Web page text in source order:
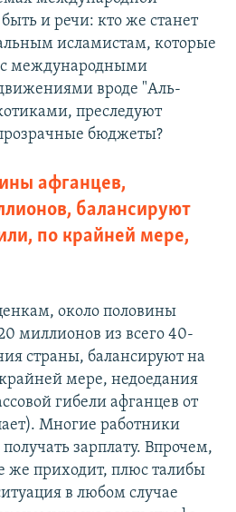
и речи: кто же станет
исламистам, которые
международными
вроде "Аль-
преследуют
бюджеты?
афганцев,
балансируют
по крайней мере,
около половины
миллионов из всего 40-
страны, балансируют на
мере, недоедания
гибели афганцев от
Многие работники
зарплату. Впрочем,
же приходит, плюс талибы
в любом случае